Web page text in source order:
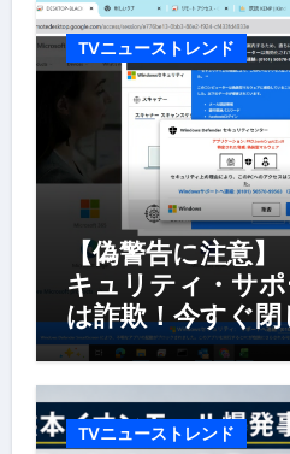
TVニューストレンド
【偽警告に注意
キュリティ・サポ
は詐欺！今すぐ閉
TVニューストレンド